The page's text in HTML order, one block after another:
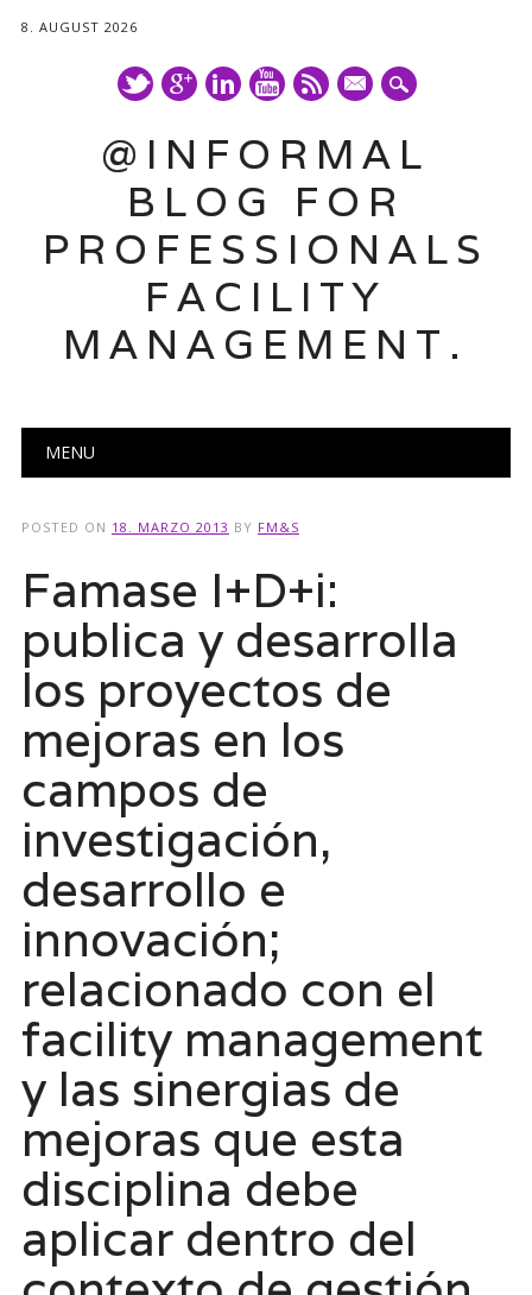
8. AUGUST 2026
mail
@INFORMAL
BLOG FOR
PROFESSIONALS
FACILITY
MANAGEMENT.
Main menu
MENU
POSTED ON 18. MARZO 2013 BY FM&S
Famase I+D+i:
publica y desarrolla
los proyectos de
mejoras en los
campos de
investigación,
desarrollo e
innovación;
relacionado con el
facility management
y las sinergias de
mejoras que esta
disciplina debe
aplicar dentro del